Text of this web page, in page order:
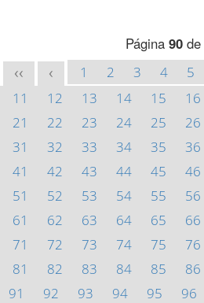
Página 90 de
<< < 1 2 3 4 5
11
12 13 14 15 16
21
22 23 24 25 26
31
32 33 34 35 36
41
42 43 44 45 46
51
52 53 54 55 56
61
62 63 64 65 66
71
72 73 74 75 76
81
82 83 84 85 86
91
92 93 94 95 96